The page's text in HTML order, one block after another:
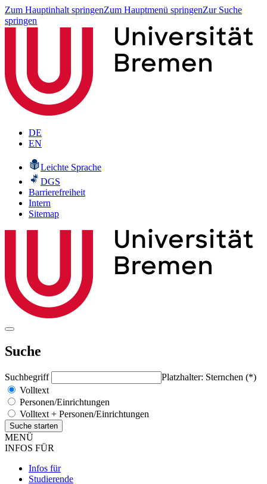
Zum Hauptinhalt springenZum Hauptmenü springenZur Suche
springen
DE
EN
Leichte Sprache
DGS
Barrierefreiheit
Intern
Sitemap
Suche
Suchbegriff
Platzhalter: Sternchen (*)
Volltext
Personen/Einrichtungen
Volltext + Personen/Einrichtungen
MENÜ
INFOS FÜR
Infos für
Studierende